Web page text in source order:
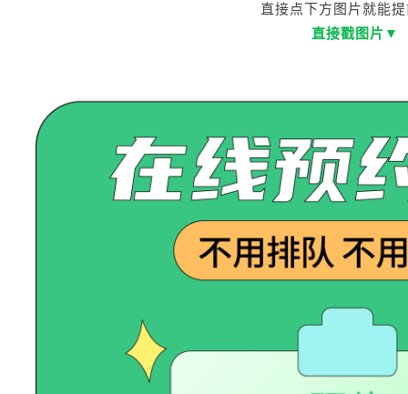
直接点下方图片就能
直接戳图片▼